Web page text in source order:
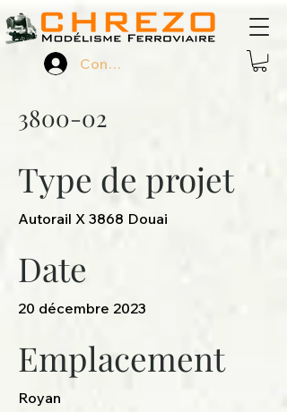
Connexion
3800-02
Type de projet
Autorail X 3868 Douai
Date
20 décembre 2023
Emplacement
Royan